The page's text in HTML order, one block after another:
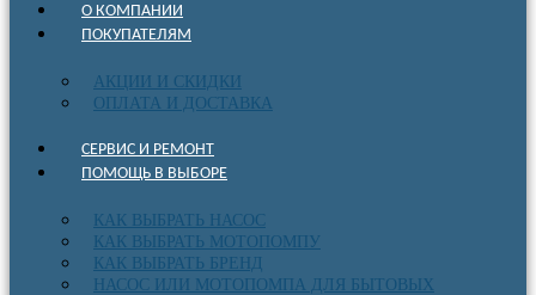
О КОМПАНИИ
ПОКУПАТЕЛЯМ
АКЦИИ И СКИДКИ
ОПЛАТА И ДОСТАВКА
СЕРВИС И РЕМОНТ
ПОМОЩЬ В ВЫБОРЕ
КАК ВЫБРАТЬ НАСОС
КАК ВЫБРАТЬ МОТОПОМПУ
КАК ВЫБРАТЬ БРЕНД
НАСОС ИЛИ МОТОПОМПА ДЛЯ БЫТОВЫХ